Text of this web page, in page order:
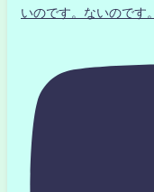
いのです。ないのです。